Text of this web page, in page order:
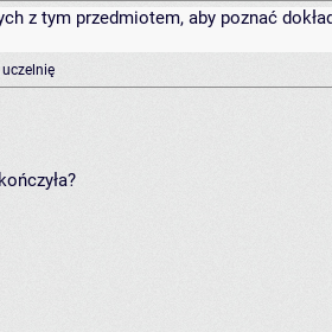
z tym przedmiotem, aby poznać